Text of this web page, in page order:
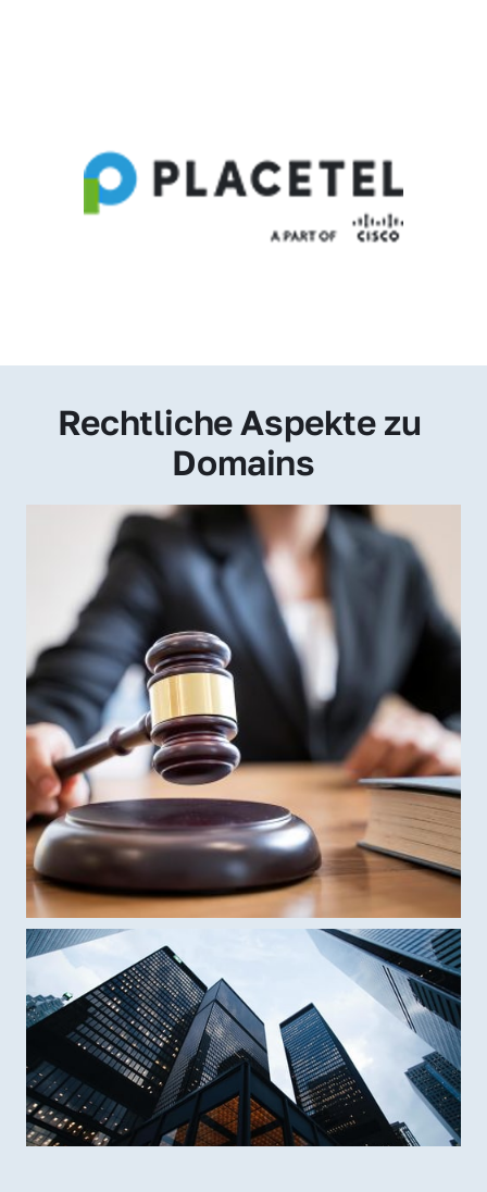
Rechtliche Aspekte zu
Domains